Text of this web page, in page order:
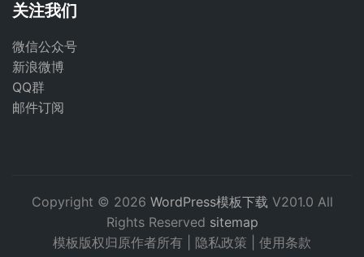
关注我们
微信公众号
新浪微博
QQ群
邮件订阅
Copyright © 2026 WordPress模板下载 V201.0 All
Rights Reserved sitemap
模板版权归原作者所有 | 隐私政策 使用条款